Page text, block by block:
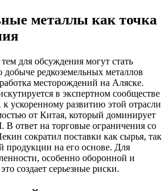
металлы как точка
для обсуждения могут стать
редкоземельных металлов
месторождений на Аляске.
в экспертном сообществе
ускоренному развитию этой отрасли
от Китая, который доминирует
ответ на торговые ограничения со
сократил поставки как сырья, так
продукции на его основе. Для
особенно оборонной и
создает серьезные риски.